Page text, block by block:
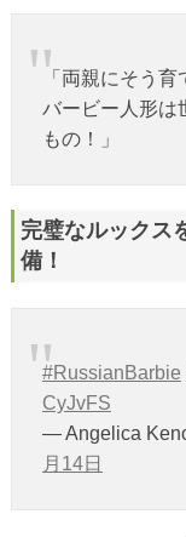
「両親にそう
バービー人形は
もの！」
完璧なルックス
備！
#RussianBarbie
CyJvFS
— Angelica
月14日